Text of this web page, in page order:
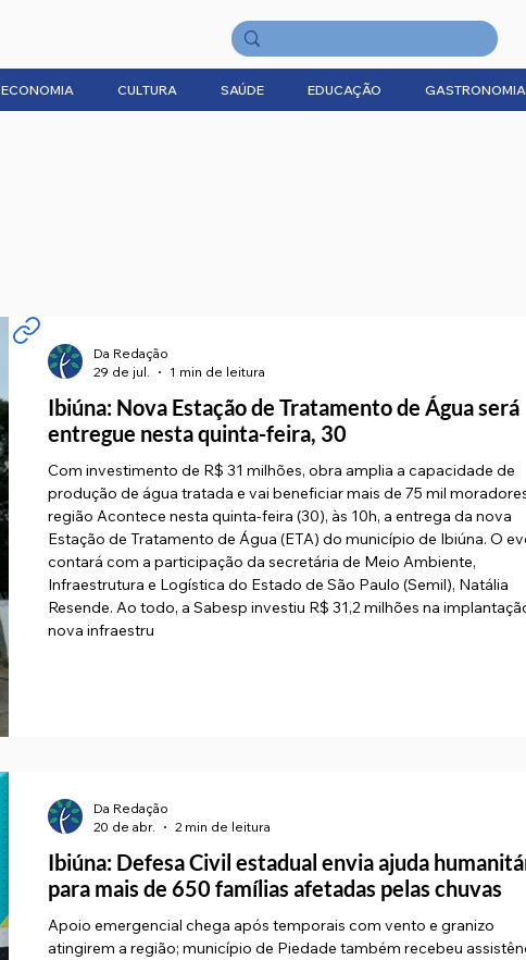
ECONOMIA CULTURA SAÚDE EDUCAÇÃO GASTRONOMIA
Ibiúna: Nova Estação de Tratamento de Água será
entregue nesta quinta-feira, 30
Com investimento de R$ 31 milhões, obra amplia a capacidade de
produção de água tratada e vai beneficiar mais de 75 mil
região Acontece nesta quinta-feira (30), às 10h, a entrega da nova
Estação de Tratamento de Água (ETA) do município de Ibiúna. O
contará com a participação da secretária de Meio Ambiente,
Infraestrutura e Logística do Estado de São Paulo (Semil), Natália
Resende. Ao todo, a Sabesp investiu R$ 31,2 milhões na
nova infraestru
Da Redação
29 de jul.
1 min de leitura
Ibiúna: Defesa Civil estadual envia ajuda
para mais de 650 famílias afetadas pelas chuvas
Apoio emergencial chega após temporais com vento e granizo
atingirem a região; município de Piedade também recebeu
Da Redação
20 de abr.
2 min de leitura